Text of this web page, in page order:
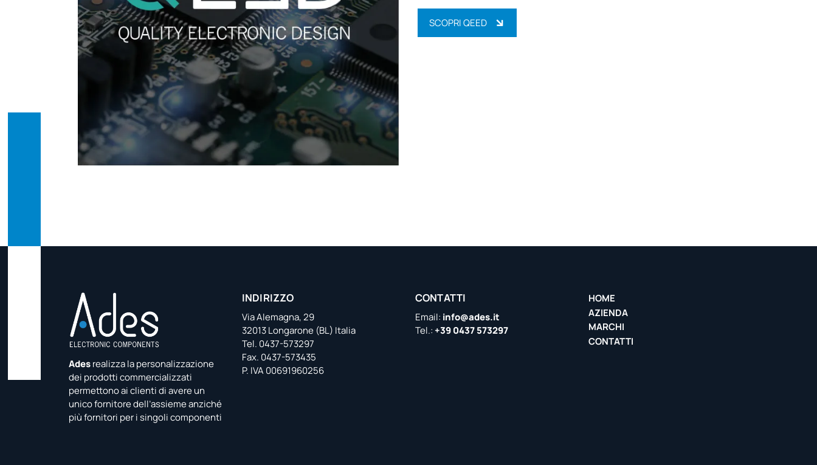
SCOPRI QEED
Adesrealizza la personalizzazione
dei prodotti commercializzati
permettono ai clienti di avere un
unico fornitore dell’assieme anziché
più fornitori per i singoli componenti
INDIRIZZO
Via Alemagna, 29
32013 Longarone (BL) Italia
Tel. 0437-573297
Fax. 0437-573435
P. IVA 00691960256
CONTATTI
Email: info@ades.it
Tel.: +39 0437 573297
HOME
AZIENDA
MARCHI
CONTATTI